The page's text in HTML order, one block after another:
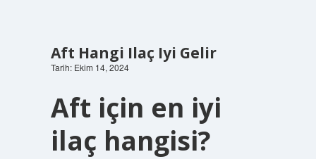
Aft Hangi Ilaç Iyi Gelir
Tarih: Ekim 14, 2024
Aft için en iyi
ilaç hangisi?